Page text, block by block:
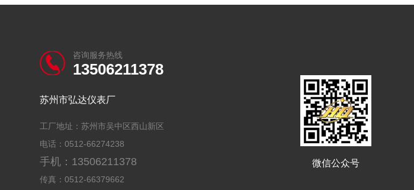
咨询服务热线
13506211378
苏州市弘达仪表厂
工厂地址：苏州市吴中区西山新区
电话：0512-66274238
手机：13506211378
传真：0512-66379662
微信公众号